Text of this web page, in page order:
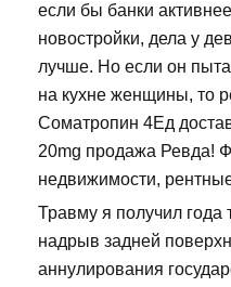
если бы банки
новостройки, дела у
лучше. Но если он
на кухне женщины, то
Cоматропин 4Ед
20mg продажа Ревда!
недвижимости,
Травму я получил года
надрыв задней
аннулирования